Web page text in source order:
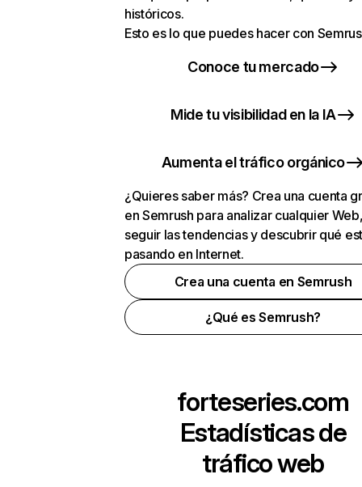
históricos.
Esto es lo que puedes hacer con
Conoce tu mercado
Mide tu visibilidad en la IA
Aumenta el tráfico orgánico
¿Quieres saber más? Crea una cuenta
en Semrush para analizar cualquier
seguir las tendencias y descubrir qué
pasando en Internet.
Crea una cuenta en Semrush
¿Qué es Semrush?
forteseries.com
Estadísticas de
tráfico web